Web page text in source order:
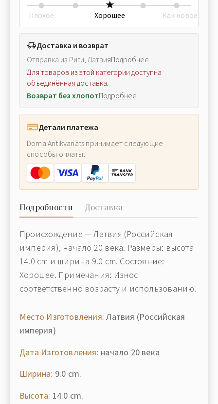
Плохое Хорошее Как новое
Доставка и возврат
Отправка из Риги, ЛатвияПодробнее
Для товаров из этой категории доступна
объединённая доставка.
Возврат без хлопотПодробнее
Детали платежа
Doma Antikvariāts принимает следующие
способы оплаты:
Подробности Доставка
Происхождение — Латвия (Российская
империя), начало 20 века. Размеры: высота
14.0 cm и ширина 9.0 cm. Состояние:
Хорошее. Примечания: Износ
соответственно возрасту и использованию.
Место Изготовления: Латвия (Российская
империя)
Дата Изготовления: начало 20 века
Ширина: 9.0 cm.
Высота: 14.0 cm.